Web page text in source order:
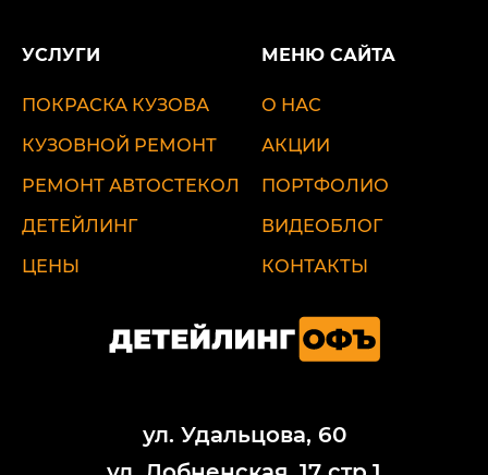
УСЛУГИ
ПОКРАСКА КУЗОВА
КУЗОВНОЙ РЕМОНТ
РЕМОНТ АВТОСТЕКОЛ
ДЕТЕЙЛИНГ
ЦЕНЫ
МЕНЮ САЙТА
О НАС
АКЦИИ
ПОРТФОЛИО
ВИДЕОБЛОГ
КОНТАКТЫ
ул. Удальцова, 60